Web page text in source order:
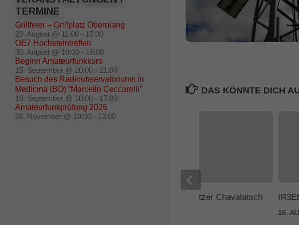
DAS KÖNNTE DICH
16.
Link Südtirol – Umsetzer Chavalatsch
TERMINE
Grillfeier – Grillplatz Oberolang
29. August @ 11:00 - 17:00
OE7 Hochsteintreffen
30. August @ 10:00 - 16:00
Beginn Amateurfunkkurs
15. September @ 20:00 - 21:00
Besuch des Radioobservatoriums in
Medicina (BO) “Marcello Ceccarelli”
19. September @ 10:00 - 17:00
Amateurfunkprüfung 2026
26. November @ 10:00 - 13:00